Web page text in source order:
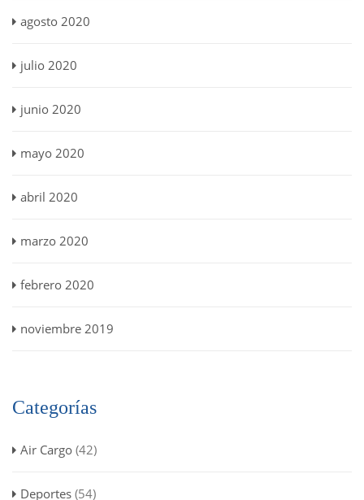
agosto 2020
julio 2020
junio 2020
mayo 2020
abril 2020
marzo 2020
febrero 2020
noviembre 2019
Categorías
Air Cargo (42)
Deportes (54)